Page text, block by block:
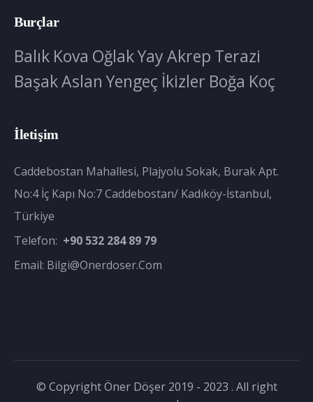
Burçlar
Balık Kova OğlakYayAkrep Terazi
BaşakAslan Yengeç İkizler Boğa Koç
İletişim
Caddebostan Mahallesi, Plajyolu Sokak, Burak Apt.
No:4 İç Kapı No:7 Caddebostan/ Kadıköy-İstanbul,
Türkiye
Telefon: +90 532 284 89 79
Email: Bilgi@onerdoser.com
© Copyright Öner Döşer 2019 - 2023 . All right